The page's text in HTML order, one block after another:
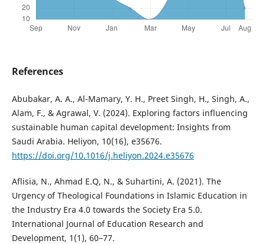
References
Abubakar, A. A., Al-Mamary, Y. H., Preet Singh, H., Singh, A.,
Alam, F., & Agrawal, V. (2024). Exploring factors influencing
sustainable human capital development: Insights from
Saudi Arabia. Heliyon, 10(16), e35676.
https://doi.org/10.1016/j.heliyon.2024.e35676
Aflisia, N., Ahmad E.Q, N., & Suhartini, A. (2021). The
Urgency of Theological Foundations in Islamic Education in
the Industry Era 4.0 towards the Society Era 5.0.
International Journal of Education Research and
Development, 1(1), 60–77.